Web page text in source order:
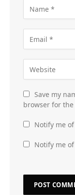
Save my
browser for
Notify me
Notify me